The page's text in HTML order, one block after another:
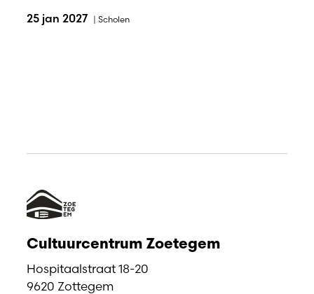
25 jan 2027 | Scholen
Cultuurcentrum Zoetegem
Hospitaalstraat 18-20
9620 Zottegem